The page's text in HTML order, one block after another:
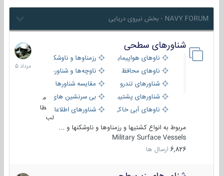
NAVY FORUM - بخش نیروی دریایی
شناورهای سطحی
ناوهای هواپیمابر و بالگرد بررزمناوها و ناوشکن‌ها
ناوهای محافظ
ناوچه‌ها و شناورهای گشتی
شناورهای تندرو
مقایسه شناورها
شناورهای پشتیبانی
بی سرنشین های دریایی
ناوهای آبی خاکی و نیروبرشناورهای اطلاعاتی و جاسوسی
طا
لب
مربوط به انواع کشتیها و رزمناوها و ناوشکنها و ...
Military Surface Vessels
6,826 ارسال ها
2
مرداد
1405